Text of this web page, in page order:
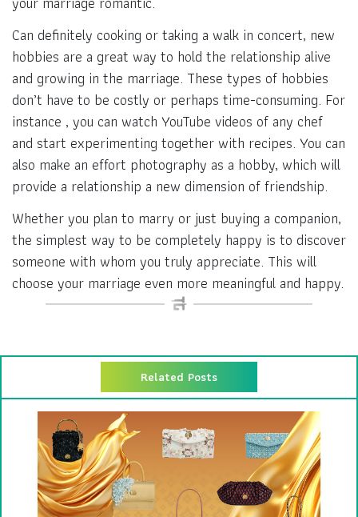
Can definitely cooking or taking a walk in concert, new
hobbies are a great way to hold the relationship alive
and growing in the marriage. These types of hobbies
don’t have to be costly or perhaps time-consuming. For
instance , you can watch YouTube videos of any chef
and start experimenting together with recipes. You can
also make an effort photography as a hobby, which will
provide a relationship a new dimension of friendship.
Whether you plan to marry or just buying a companion,
the simplest way to be completely happy is to discover
someone with whom you truly appreciate. This will
choose your marriage even more meaningful and happy.
Related Posts